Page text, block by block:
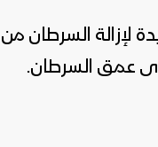
لإزالة السرطان
عمق السرطان.